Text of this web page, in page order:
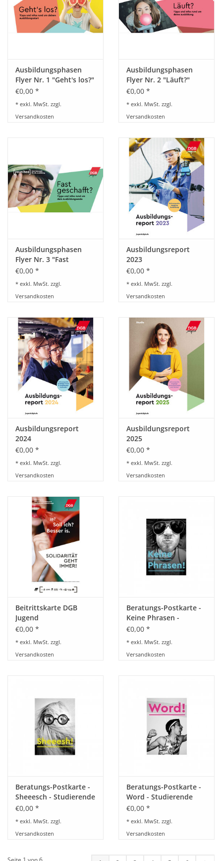
ARBEITSZEIT
Ausbildungsphasen
Flyer Nr. 1 "Geht's los?"
€0,00 *
* exkl. MwSt. zzgl.
Versandkosten
Ausbildungsphasen
Flyer Nr. 2 "Läuft?"
€0,00 *
* exkl. MwSt. zzgl.
Versandkosten
Ausbildungsphasen
Flyer Nr. 3 "Fast
geschafft"
€0,00 *
* exkl. MwSt. zzgl.
Versandkosten
Ausbildungsreport
2023
€0,00 *
* exkl. MwSt. zzgl.
Versandkosten
Ausbildungsreport
2024
€0,00 *
* exkl. MwSt. zzgl.
Versandkosten
Ausbildungsreport
2025
€0,00 *
* exkl. MwSt. zzgl.
Versandkosten
Beitrittskarte DGB
Jugend
€0,00 *
* exkl. MwSt. zzgl.
Versandkosten
Beratungs-Postkarte -
Keine Phrasen -
Studierende
€0,00 *
* exkl. MwSt. zzgl.
Versandkosten
Beratungs-Postkarte -
Sheeesch - Studierende
€0,00 *
* exkl. MwSt. zzgl.
Versandkosten
Beratungs-Postkarte -
Word - Studierende
€0,00 *
* exkl. MwSt. zzgl.
Versandkosten